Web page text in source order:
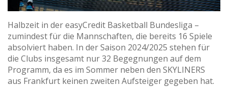
Halbzeit in der easyCredit Basketball Bundesliga –
zumindest für die Mannschaften, die bereits 16 Spiele
absolviert haben. In der Saison 2024/2025 stehen für
die Clubs insgesamt nur 32 Begegnungen auf dem
Programm, da es im Sommer neben den SKYLINERS
aus Frankfurt keinen zweiten Aufsteiger gegeben hat.